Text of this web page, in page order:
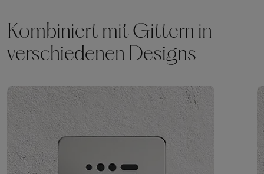
Kombiniert mit Gittern in
verschiedenen Designs